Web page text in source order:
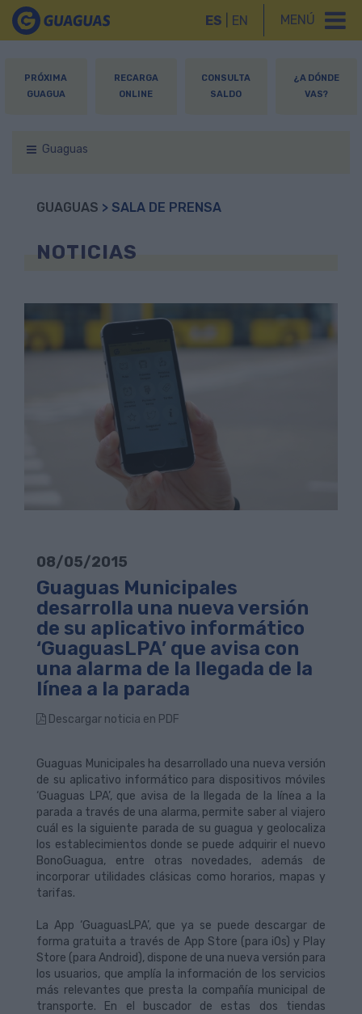
MENÚ
ES EN
PRÓXIMA
GUAGUA
RECARGA
ONLINE
CONSULTA
SALDO
¿A DÓNDE
VAS?
Guaguas
GUAGUAS > SALA DE PRENSA
NOTICIAS
08/05/2015
Guaguas Municipales
desarrolla una nueva versión
de su aplicativo informático
‘GuaguasLPA’ que avisa con
una alarma de la llegada de la
línea a la parada
Descargar noticia en PDF
Guaguas Municipales ha desarrollado una nueva versión
de su aplicativo informático para dispositivos móviles
‘Guaguas LPA’, que avisa de la llegada de la línea a la
parada a través de una alarma, permite saber al viajero
cuál es la siguiente parada de su guagua y geolocaliza
los establecimientos donde se puede adquirir el nuevo
BonoGuagua, entre otras novedades, además de
incorporar utilidades clásicas como horarios, mapas y
tarifas.
La App ‘GuaguasLPA’, que ya se puede descargar de
forma gratuita a través de App Store (para iOs) y Play
Store (para Android), dispone de una nueva versión para
los usuarios, que amplía la información de los servicios
más relevantes que presta la compañía municipal de
transporte. En el buscador de estas dos tiendas